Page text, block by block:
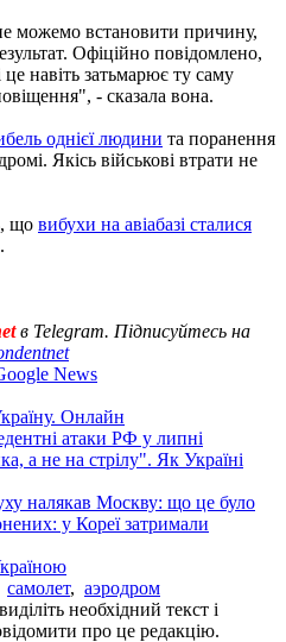
можемо встановити причину,
Офіційно повідомлено,
це навіть затьмарює ту саму
- сказала вона.
однієї людини та поранення
Якісь військові втрати не
що вибухи на авіабазі сталися
в Telegram. Підписуйтесь на
News
Онлайн
атаки РФ у липні
а не на стрілу". Як Україні
налякав Москву: що це було
у Кореї затримали
самолет, аэродром
необхідний текст і
про це редакцію.